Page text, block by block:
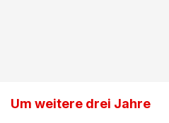
Um weitere drei Jahre